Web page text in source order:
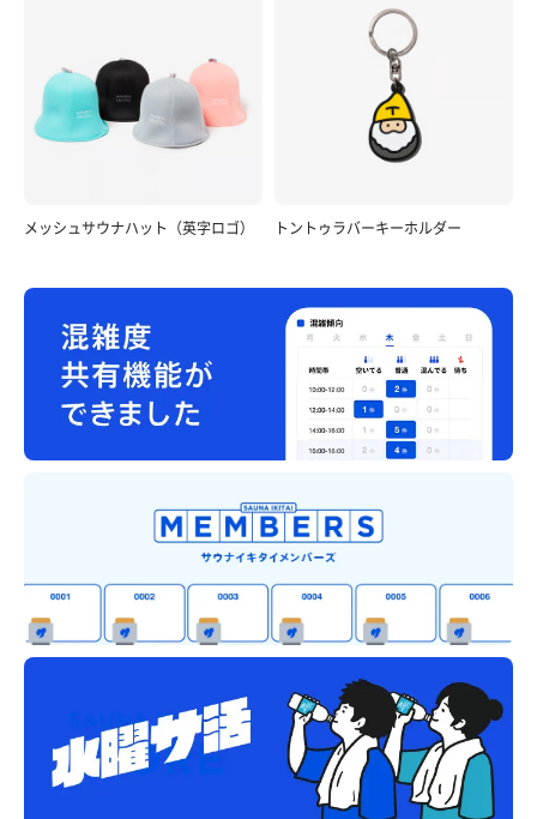
メッシュサウナハット（英字ロゴ） トントゥラバーキーホルダー